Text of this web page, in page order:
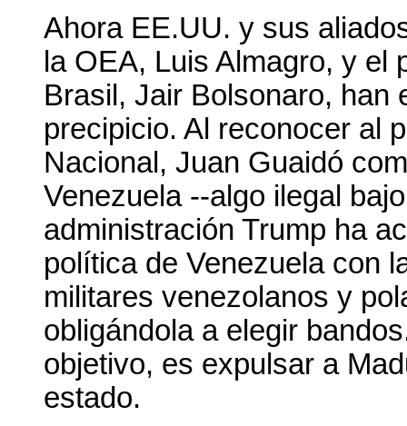
Ahora EE.UU. y sus
la OEA, Luis Almagro, y el
Brasil, Jair Bolsonaro, han
precipicio. Al reconocer al
Nacional, Juan Guaidó
Venezuela --algo ilegal
administración Trump ha
política de Venezuela con
militares venezolanos y
obligándola a elegir
objetivo, es expulsar a
estado.